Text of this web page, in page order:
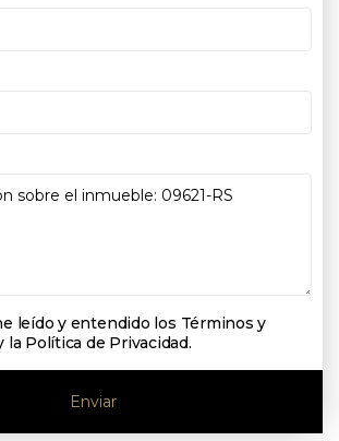
leído y entendido los Términos y
la Política de Privacidad.
Enviar